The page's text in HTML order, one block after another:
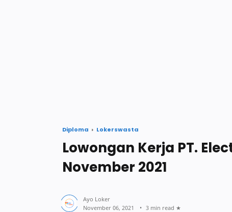
Diploma Lokerswasta
Lowongan Kerja PT.
November 2021
3 min read